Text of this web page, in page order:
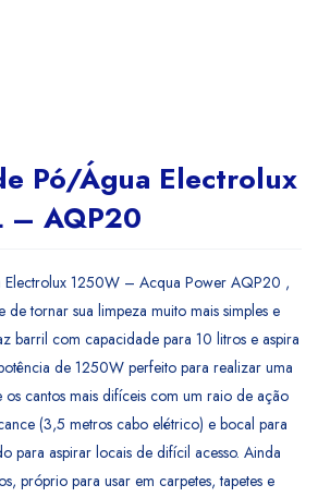
Pó/Água Electrolux
– AQP20
Electrolux 1250W – Acqua Power AQP20 ,
tornar sua limpeza muito mais simples e
barril com capacidade para 10 litros e aspira
de 1250W perfeito para realizar uma
os cantos mais difíceis com um raio de ação
(3,5 metros cabo elétrico) e bocal para
para aspirar locais de difícil acesso. Ainda
próprio para usar em carpetes, tapetes e